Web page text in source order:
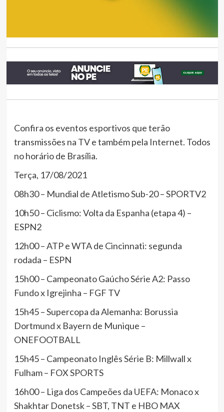
Confira os eventos esportivos que terão
transmissões na TV e também pela Internet. Todos
no horário de Brasília.
Terça, 17/08/2021
08h30 – Mundial de Atletismo Sub-20 – SPORTV2
10h50 – Ciclismo: Volta da Espanha (etapa 4) –
ESPN2
12h00 – ATP e WTA de Cincinnati: segunda
rodada – ESPN
15h00 – Campeonato Gaúcho Série A2: Passo
Fundo x Igrejinha – FGF TV
15h45 – Supercopa da Alemanha: Borussia
Dortmund x Bayern de Munique –
ONEFOOTBALL
15h45 – Campeonato Inglês Série B: Millwall x
Fulham – FOX SPORTS
16h00 – Liga dos Campeões da UEFA: Monaco x
Shakhtar Donetsk – SBT, TNT e HBO MAX